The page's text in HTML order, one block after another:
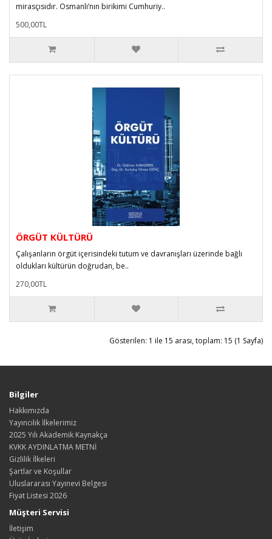
mirasçısıdır. Osmanlı’nın birikimi Cumhuriy..
500,00TL
ÖRGÜT KÜLTÜRÜ
Çalışanların örgüt içerisindeki tutum ve davranışları üzerinde bağlı
oldukları kültürün doğrudan, be..
270,00TL
Gösterilen: 1 ile 15 arası, toplam: 15 (1 Sayfa)
Bilgiler
Hakkımızda
Yayıncılık İlkelerimiz
2025 Yılı Akademik Kaynakça
KVKK AYDINLATMA METNİ
Gizlilik İlkeleri
Şartlar ve Koşullar
Uluslararası Yayınevi Belgesi
Fiyat Listesi 2026
Müşteri Servisi
İletişim